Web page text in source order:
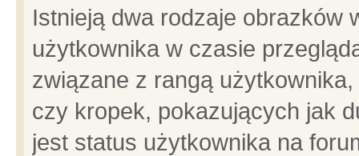
Istnieją dwa rodzaje obrazków
użytkownika w czasie
związane z rangą
czy kropek, pokazujących jak
jest status użytkownika na